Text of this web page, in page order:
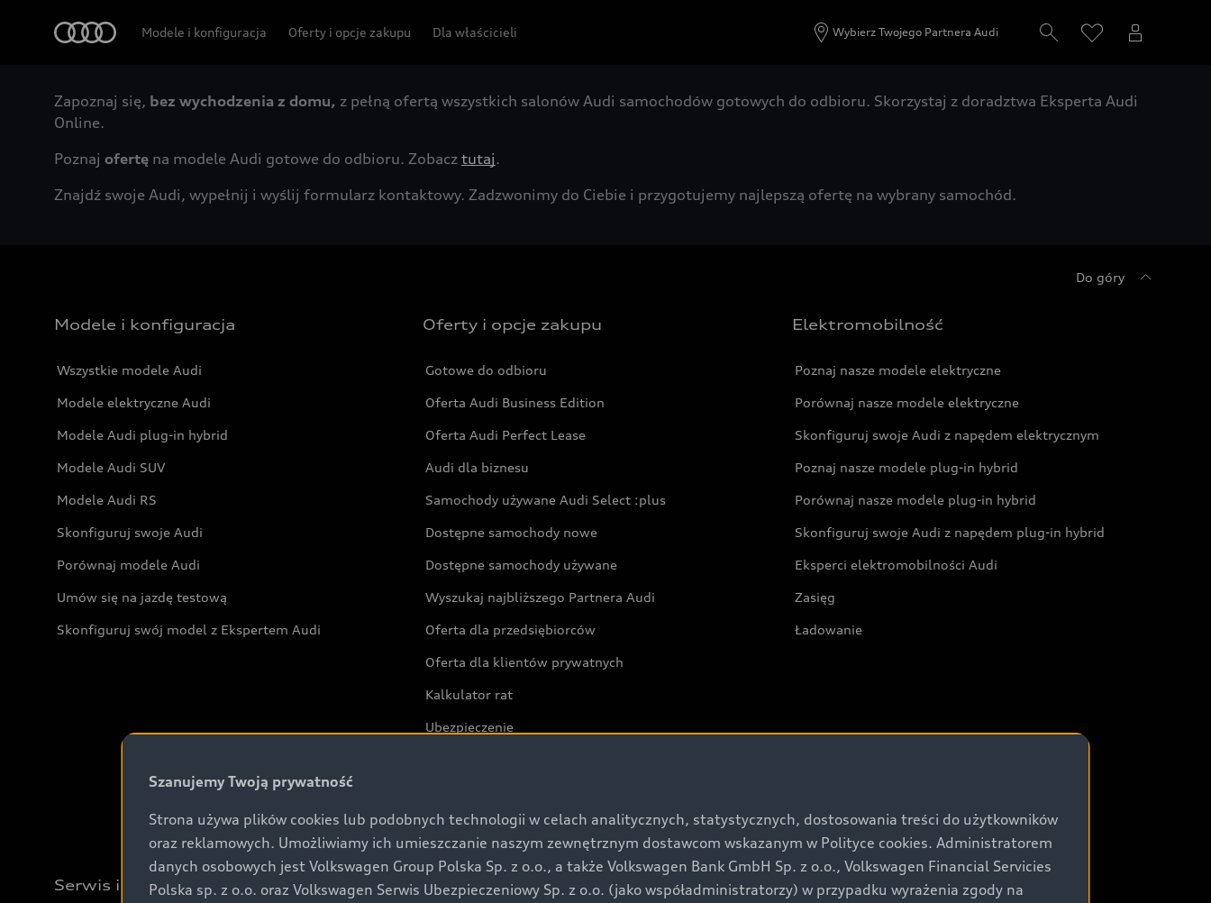
Modele i konfiguracja Oferty i opcje zakupu Dla właścicieli Wybierz Twojego Partnera Audi
Zapoznaj się, bez wychodzenia z domu, z pełną ofertą wszystkich salonów Audi samochodów gotowych do odbioru. Skorzystaj z doradztwa Eksperta Audi
Online.
Poznaj ofertę na modele Audi gotowe do odbioru. Zobacz tutaj.
Znajdź swoje Audi, wypełnij i wyślij formularz kontaktowy. Zadzwonimy do Ciebie i przygotujemy najlepszą ofertę na wybrany samochód.
Do góry
Modele i konfiguracja
Wszystkie modele Audi
Modele elektryczne Audi
Modele Audi plug-in hybrid
Modele Audi SUV
Modele Audi RS
Skonfiguruj swoje Audi
Porównaj modele Audi
Umów się na jazdę testową
Skonfiguruj swój model z Ekspertem Audi
Oferty i opcje zakupu
Gotowe do odbioru
Oferta Audi Business Edition
Oferta Audi Perfect Lease
Audi dla biznesu
Samochody używane Audi Select :plus
Dostępne samochody nowe
Dostępne samochody używane
Wyszukaj najbliższego Partnera Audi
Oferta dla przedsiębiorców
Oferta dla klientów prywatnych
Kalkulator rat
Ubezpieczenie
Audi exclusive
Elektromobilność
Poznaj nasze modele elektryczne
Porównaj nasze modele elektryczne
Skonfiguruj swoje Audi z napędem elektrycznym
Poznaj nasze modele plug-in hybrid
Porównaj nasze modele plug-in hybrid
Skonfiguruj swoje Audi z napędem plug-in hybrid
Eksperci elektromobilności Audi
Zasięg
Ładowanie
Serwis i akcesoria Świat Audi
Szanujemy Twoją prywatność
Strona używa plików cookies lub podobnych technologii w celach analitycznych, statystycznych, dostosowania treści do użytkowników
oraz reklamowych. Umożliwiamy ich umieszczanie naszym zewnętrznym dostawcom wskazanym w Polityce cookies. Administratorem
danych osobowych jest Volkswagen Group Polska Sp. z o.o., a także Volkswagen Bank GmbH Sp. z o.o., Volkswagen Financial Servicies
Polska sp. z o.o. oraz Volkswagen Serwis Ubezpieczeniowy Sp. z o.o. (jako współadministratorzy) w przypadku wyrażenia zgody na